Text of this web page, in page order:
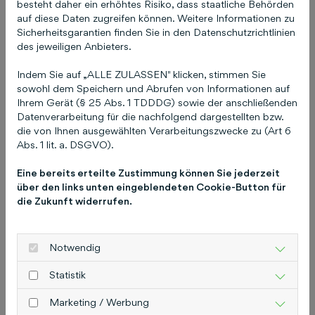
mehrheitlich beteiligt und im Herbst unter der
Domainwww.coco.onedas Communication
Cockpit COCO für kleine und mittelständische
Das Tool ermöglicht eine einfache und
übersichtliche Steuerung der digitalen
Kommunikation und vereinfacht damit die
Unternehmensführung. Darüber hinaus bauen
die Schlüterschen Fachmedien ihre digitalen
Produkte aus und schaffen neue Angebote, um
Branchen zu vernetzen und das
Unternehmensmanagement zu erleichtern. So
innovative betriebliche Mobilität, im September
2023 einen erfolgreichen Neustart. „In vielem
sind wir schon gut, in einigem müssen wir aber
noch besser und zukunftsorientierter werden.
2024 machen wir hier die nächsten
besteht daher ein erhöhtes Risiko, dass staatliche Behörden
auf diese Daten zugreifen können. Weitere Informationen zu
Sicherheitsgarantien finden Sie in den Datenschutzrichtlinien
des jeweiligen Anbieters.
Indem Sie auf „ALLE ZULASSEN" klicken, stimmen Sie
sowohl dem Speichern und Abrufen von Informationen auf
Ihrem Gerät (§ 25 Abs. 1 TDDDG) sowie der anschließenden
Datenverarbeitung für die nachfolgend dargestellten bzw.
die von Ihnen ausgewählten Verarbeitungszwecke zu (Art 6
Abs. 1 lit. a. DSGVO).
Eine bereits erteilte Zustimmung können Sie jederzeit
über den links unten eingeblendeten Cookie-Button für
die Zukunft widerrufen.
Notwendig
Statistik
Marketing / Werbung